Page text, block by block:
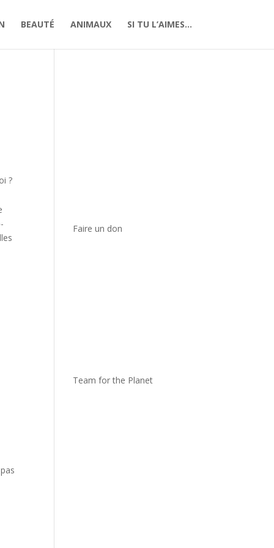
BEAUTÉ ANIMAUX SI TU L’AIMES…
?
Faire un don
Team for the Planet